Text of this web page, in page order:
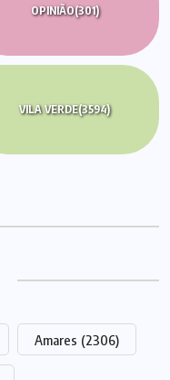
OPINIÃO(301)
VILA VERDE(3594)
Amares (2306)